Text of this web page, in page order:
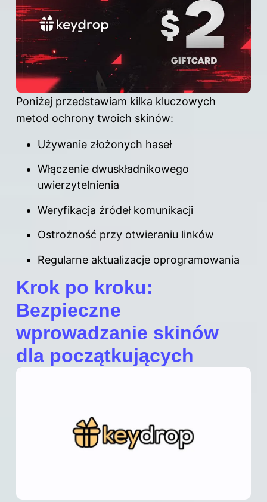
Poniżej przedstawiam kilka kluczowych
metod ochrony twoich skinów:
Używanie złożonych haseł
Włączenie dwuskładnikowego
uwierzytelnienia
Weryfikacja źródeł komunikacji
Ostrożność przy otwieraniu linków
Regularne aktualizacje oprogramowania
Krok po kroku:
Bezpieczne
wprowadzanie skinów
dla początkujących